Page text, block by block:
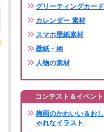
グリーティングカード
カレンダー 素材
スマホ壁紙素材
壁紙・柄
人物の素材
コンテスト＆イベント
梅雨のかわいい＆おし
ゃれなイラスト